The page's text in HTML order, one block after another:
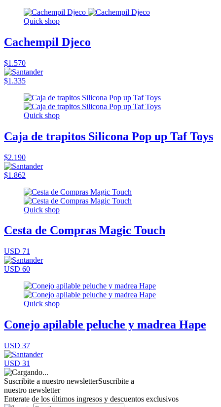
Quick shop
Cachempil Djeco
$1.570
$1.335
Quick shop
Caja de trapitos Silicona Pop up Taf Toys
$2.190
$1.862
Quick shop
Cesta de Compras Magic Touch
USD 71
USD 60
Quick shop
Conejo apilable peluche y madrea Hape
USD 37
USD 31
Suscribite a nuestro newsletterSuscribite a
nuestro newsletter
Enterate de los últimos ingresos y descuentos exclusivos